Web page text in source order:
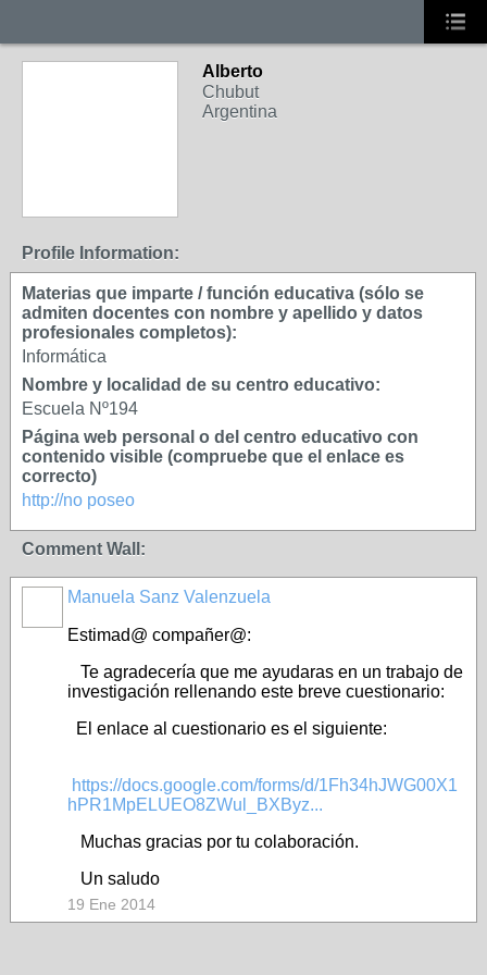
Alberto
Chubut
Argentina
Profile Information:
Materias que imparte / función educativa (sólo se
admiten docentes con nombre y apellido y datos
profesionales completos):
Informática
Nombre y localidad de su centro educativo:
Escuela Nº194
Página web personal o del centro educativo con
contenido visible (compruebe que el enlace es
correcto)
http://no poseo
Comment Wall:
Manuela Sanz Valenzuela
Estimad@ compañer@:
Te agradecería que me ayudaras en un trabajo de
investigación rellenando este breve cuestionario:
El enlace al cuestionario es el siguiente:
https://docs.google.com/forms/d/1Fh34hJWG00X1
hPR1MpELUEO8ZWul_BXByz...
Muchas gracias por tu colaboración.
Un saludo
19 Ene 2014